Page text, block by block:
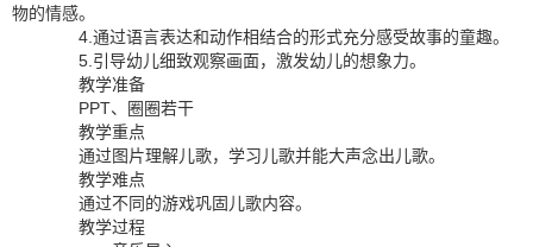
物的情感。
4.通过语言表达和动作相结合的形式充分感受故事的童趣。
5.引导幼儿细致观察画面，激发幼儿的想象力。
教学准备
PPT、圈圈若干
教学重点
通过图片理解儿歌，学习儿歌并能大声念出儿歌。
教学难点
通过不同的游戏巩固儿歌内容。
教学过程